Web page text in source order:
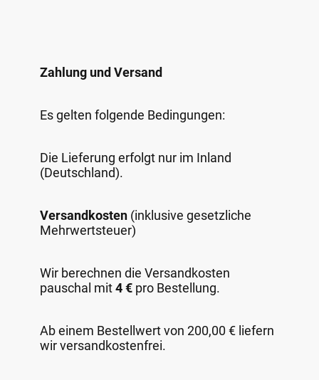
Zahlung und Versand
Es gelten folgende Bedingungen:
Die Lieferung erfolgt nur im Inland
(Deutschland).
Versandkosten (inklusive gesetzliche
Mehrwertsteuer)
Wir berechnen die Versandkosten
pauschal mit4 € pro Bestellung.
Ab einem Bestellwert von 200,00 € liefern
wir versandkostenfrei.